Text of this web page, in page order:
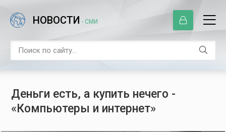
НОВОСТИ - СМИ
Деньги есть, а купить нечего -
«Компьютеры и интернет»